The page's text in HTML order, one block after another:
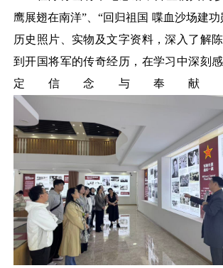
鹰展翅在南洋”、“回归祖国 喋血沙场建
历史照片、实物及文字资料，深入了解
到开国将军的传奇经历，在学习中深刻
定信念与奉献